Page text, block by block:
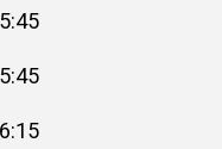
5:45
5:45
6:15